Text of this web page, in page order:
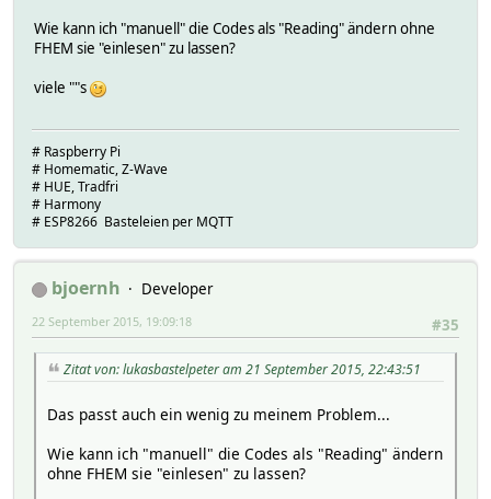
Wie kann ich "manuell" die Codes als "Reading" ändern ohne
FHEM sie "einlesen" zu lassen?
viele ""s
# Raspberry Pi
# Homematic, Z-Wave
# HUE, Tradfri
# Harmony
# ESP8266 Basteleien per MQTT
bjoernh
Developer
#35
22 September 2015, 19:09:18
Zitat von: lukasbastelpeter am 21 September 2015, 22:43:51
Das passt auch ein wenig zu meinem Problem...
Wie kann ich "manuell" die Codes als "Reading" ändern
ohne FHEM sie "einlesen" zu lassen?